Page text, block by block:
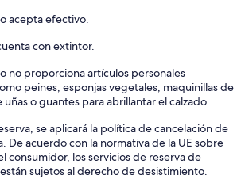
acepta efectivo.
con extintor.
no proporciona artículos personales
peines, esponjas vegetales, maquinillas de
uñas o guantes para abrillantar el calzado
se aplicará la política de cancelación de
De acuerdo con la normativa de la UE sobre
consumidor, los servicios de reserva de
sujetos al derecho de desistimiento.